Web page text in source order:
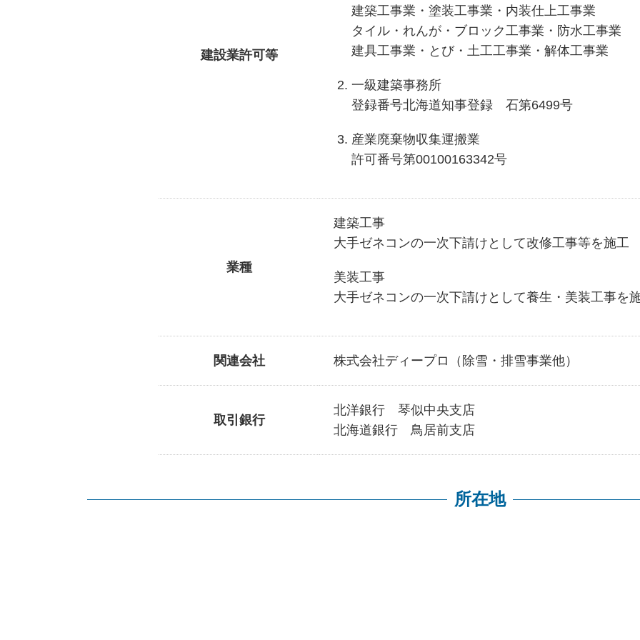
建設業許可等
建築工事業・塗装工事業・内装仕上工事業
タイル・れんが・ブロック工事業・防水工事業
建具工事業・とび・土工工事業・解体工事業
一級建築事務所
登録番号北海道知事登録 石第6499号
産業廃棄物収集運搬業
許可番号第00100163342号
業種
建築工事
大手ゼネコンの一次下請けとして改修工事等を施工
美装工事
大手ゼネコンの一次下請けとして養生・美装工事を
関連会社 株式会社ディープロ（除雪・排雪事業他）
取引銀行
北洋銀行 琴似中央支店
北海道銀行 鳥居前支店
所在地